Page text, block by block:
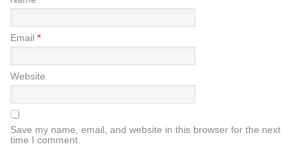
Email *
Website
Save my name, email, and website in this browser for the next
time I comment.